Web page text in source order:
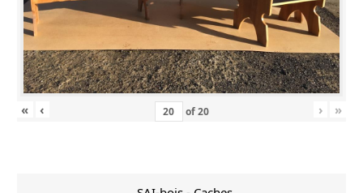
« ‹ of20 › »